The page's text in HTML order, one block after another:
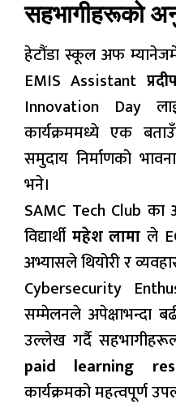
सहभागीहरूको
हेटौंडा स्कूल अफ
EMIS Assistant
Innovation Day
कार्यक्रममध्ये एक
समुदाय निर्माणको
भने।
SAMC Tech Club का
विद्यार्थी महेश लामा ले
अभ्यासले थियोरी र
Cybersecurity
सम्मेलनले अपेक्षाभन्दा
उल्लेख गर्दै
paid learning
कार्यक्रमको महत्वपूर्ण